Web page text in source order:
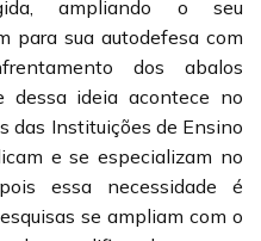
ampliando o seu
para sua autodefesa com
dos abalos
dessa ideia acontece no
das Instituições de Ensino
e se especializam no
essa necessidade é
se ampliam com o